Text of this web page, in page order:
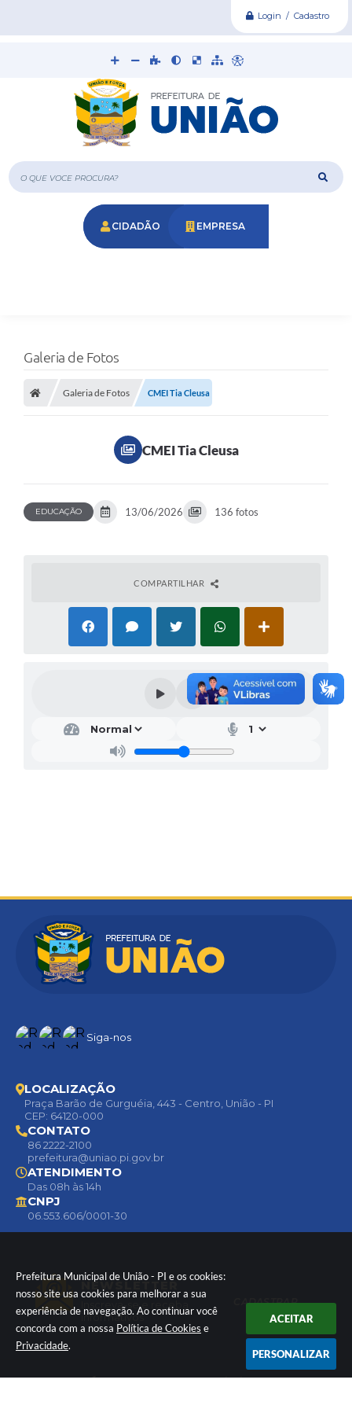
Prefeitura Municipal de União - PI e os cookies:
nosso site usa cookies para melhorar a sua
experiência de navegação. Ao continuar você
concorda com a nossa Política de Cookies e
Privacidade.
ACEITAR
PERSONALIZAR
Login / Cadastro
O que voce procura?
CIDADÃO EMPRESA
Galeria de Fotos
Galeria de Fotos CMEI Tia Cleusa
CMEI Tia Cleusa
EDUCAÇÃO 13/06/2026 136 fotos
COMPARTILHAR
Siga-nos
NEWSLETTER
Inscreva-se e receba
informativos
CADASTRAR
LOCALIZAÇÃO
Praça Barão de Gurguéia, 443 - Centro, União - PI
CEP: 64120-000
CONTATO
86 2222-2100
prefeitura@uniao.pi.gov.br
ATENDIMENTO
Das 08h às 14h
CNPJ
06.553.606/0001-30